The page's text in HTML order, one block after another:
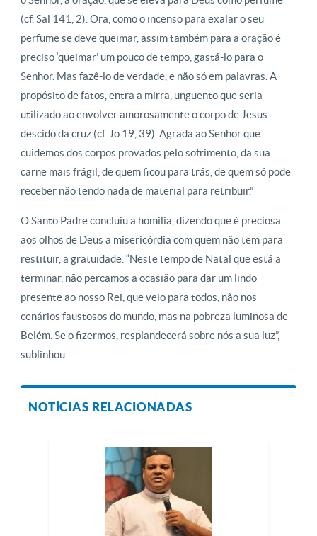
(cf. Sal 141, 2). Ora, como o incenso para exalar o seu
perfume se deve queimar, assim também para a oração é
preciso ‘queimar’ um pouco de tempo, gastá-lo para o
Senhor. Mas fazê-lo de verdade, e não só em palavras. A
propósito de fatos, entra a mirra, unguento que seria
utilizado ao envolver amorosamente o corpo de Jesus
descido da cruz (cf. Jo 19, 39). Agrada ao Senhor que
cuidemos dos corpos provados pelo sofrimento, da sua
carne mais frágil, de quem ficou para trás, de quem só pode
receber não tendo nada de material para retribuir.”
O Santo Padre concluiu a homilia, dizendo que é preciosa
aos olhos de Deus a misericórdia com quem não tem para
restituir, a gratuidade. “Neste tempo de Natal que está a
terminar, não percamos a ocasião para dar um lindo
presente ao nosso Rei, que veio para todos, não nos
cenários faustosos do mundo, mas na pobreza luminosa de
Belém. Se o fizermos, resplandecerá sobre nós a sua luz”,
sublinhou.
NOTÍCIAS RELACIONADAS